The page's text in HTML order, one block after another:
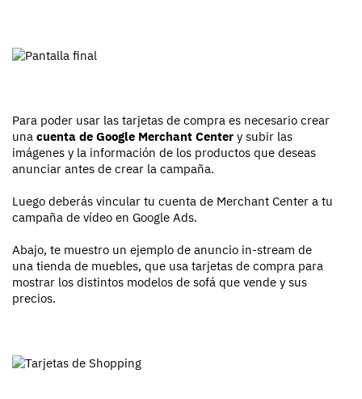
Para poder usar las tarjetas de compra es necesario crear
una cuenta de Google Merchant Center y subir las
imágenes y la información de los productos que deseas
anunciar antes de crear la campaña.
Luego deberás vincular tu cuenta de Merchant Center a tu
campaña de vídeo en Google Ads.
Abajo, te muestro un ejemplo de anuncio in-stream de
una tienda de muebles, que usa tarjetas de compra para
mostrar los distintos modelos de sofá que vende y sus
precios.